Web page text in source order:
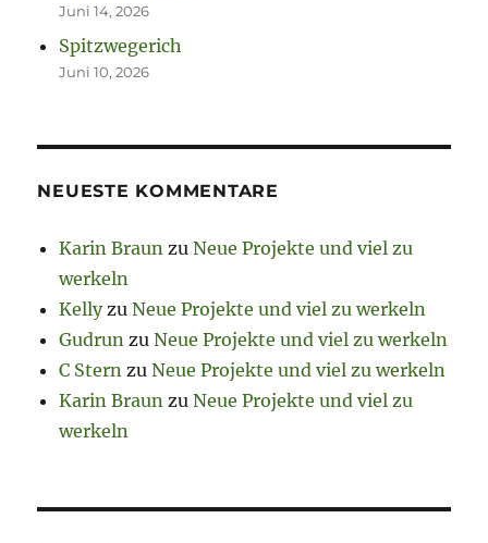
Juni 14, 2026
Spitzwegerich
Juni 10, 2026
NEUESTE KOMMENTARE
Karin Braun zuNeue Projekte und viel zu
werkeln
KellyzuNeue Projekte und viel zu werkeln
Gudrun zuNeue Projekte und viel zu werkeln
C Stern zuNeue Projekte und viel zu werkeln
Karin Braun zuNeue Projekte und viel zu
werkeln